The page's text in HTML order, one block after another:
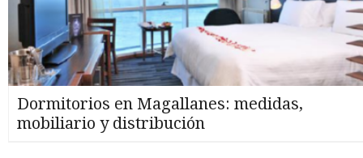
Dormitorios en Magallanes: medidas,
mobiliario y distribución